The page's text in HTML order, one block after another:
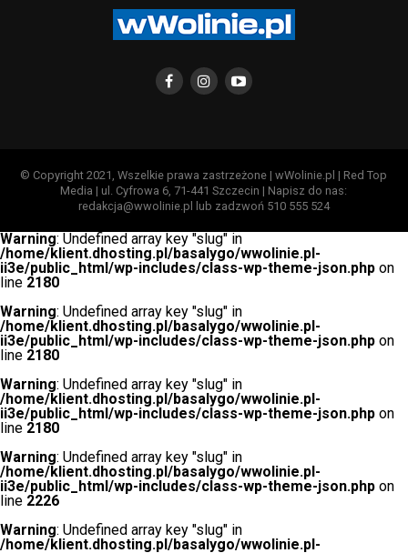
© Copyright 2021, Wszelkie prawa zastrzeżone | wWolinie.pl | Red Top
Media | ul. Cyfrowa 6, 71-441 Szczecin | Napisz do nas:
redakcja@wwolinie.pl lub zadzwoń 510 555 524
Warning: Undefined array key "slug" in
/home/klient.dhosting.pl/basalygo/wwolinie.pl-
ii3e/public_html/wp-includes/class-wp-theme-json.php on
line 2180
Warning: Undefined array key "slug" in
/home/klient.dhosting.pl/basalygo/wwolinie.pl-
ii3e/public_html/wp-includes/class-wp-theme-json.php on
line 2180
Warning: Undefined array key "slug" in
/home/klient.dhosting.pl/basalygo/wwolinie.pl-
ii3e/public_html/wp-includes/class-wp-theme-json.php on
line 2180
Warning: Undefined array key "slug" in
/home/klient.dhosting.pl/basalygo/wwolinie.pl-
ii3e/public_html/wp-includes/class-wp-theme-json.php on
line 2226
Warning: Undefined array key "slug" in
/home/klient.dhosting.pl/basalygo/wwolinie.pl-